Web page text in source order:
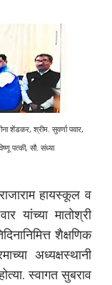
शेंडकर, श्रीम. सुवर्णा पवार,
पत्की, सौ. संध्या
हायस्कूल व
यांच्या मातोश्री
शैक्षणिक
अध्यक्षस्थानी
स्वागत सुबराव